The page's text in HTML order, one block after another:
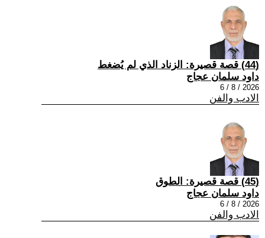
(44) قصة قصيرة: الزناد الذي لم يُضغط
داود سلمان عجاج
2026 / 8 / 6
الادب والفن
(45) قصة قصيرة: الطوق
داود سلمان عجاج
2026 / 8 / 6
الادب والفن